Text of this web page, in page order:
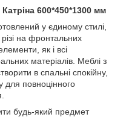
Катріна 600*450*1300 мм
у єдиному стилі,
на фронтальних
як і всі
матеріалів. Меблі з
в спальні спокійну,
для повноцінного
будь-який предмет